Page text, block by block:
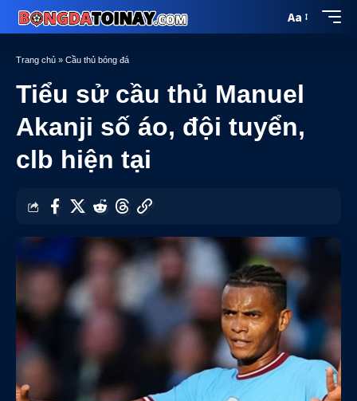
Aa
Trang chủ » Cầu thủ bóng đá
Tiểu sử cầu thủ Manuel
Akanji số áo, đội tuyển,
clb hiện tại